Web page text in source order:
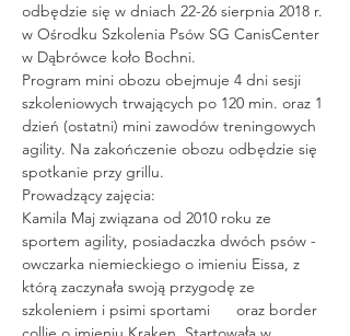
odbędzie się w dniach 22-26 sierpnia 2018 r.
w Ośrodku Szkolenia Psów SG CanisCenter
Program mini obozu obejmuje 4 dni sesji
szkoleniowych trwających po 120 min. oraz 1
dzień (ostatni) mini zawodów treningowych
agility. Na zakończenie obozu odbędzie się
Kamila Maj związana od 2010 roku ze
sportem agility, posiadaczka dwóch psów -
owczarka niemieckiego o imieniu Eissa, z
którą zaczynała swoją przygodę ze
szkoleniem i psimi sportami      oraz border